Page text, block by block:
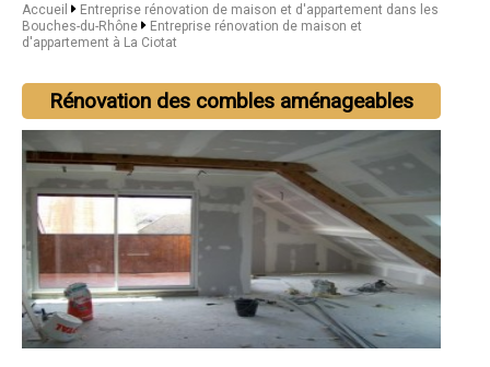
Accueil
Entreprise rénovation de maison et d'appartement dans les
Bouches-du-Rhône
Entreprise rénovation de maison et
d'appartement à La Ciotat
Rénovation des combles aménageables